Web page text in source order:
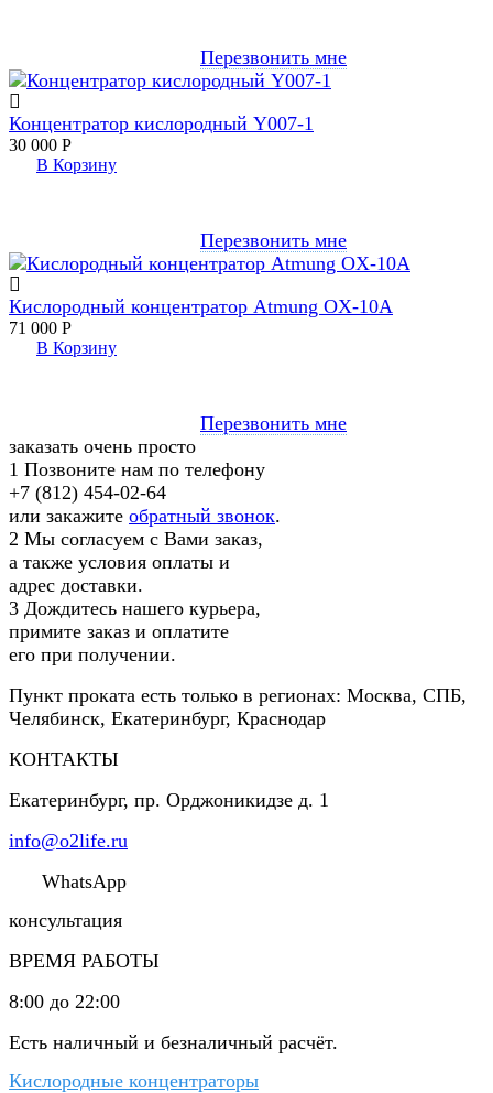
Перезвонить мне
Концентратор кислородный Y007-1
30 000 Р
В Корзину
Перезвонить мне
Кислородный концентратор Atmung OX-10A
71 000 Р
В Корзину
Перезвонить мне
заказать очень просто
1 Позвоните нам по телефону
+7 (812) 454-02-64
или закажите обратный звонок.
2 Мы согласуем с Вами заказ,
а также условия оплаты и
адрес доставки.
3 Дождитесь нашего курьера,
примите заказ и оплатите
его при получении.
Пункт проката есть только в регионах: Москва, СПБ,
Челябинск, Екатеринбург, Краснодар
КОНТАКТЫ
Екатеринбург, пр. Орджоникидзе д. 1
info@o2life.ru
WhatsApp
консультация
ВРЕМЯ РАБОТЫ
8:00 до 22:00
Есть наличный и безналичный расчёт.
Кислородные концентраторы